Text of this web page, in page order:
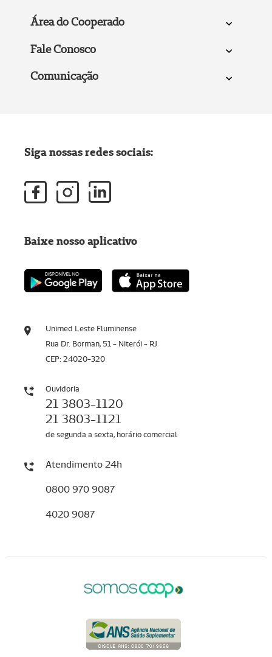
Área do Cooperado
Fale Conosco
Comunicação
Unimed Leste Fluminense
Rua Dr. Borman, 51 - Niterói - RJ
CEP: 24020-320
Ouvidoria
21 3803-1120
21 3803-1121
de segunda a sexta, horário comercial
Atendimento 24h
0800 970 9087
4020 9087
Siga nossas redes sociais:
Baixe nosso aplicativo